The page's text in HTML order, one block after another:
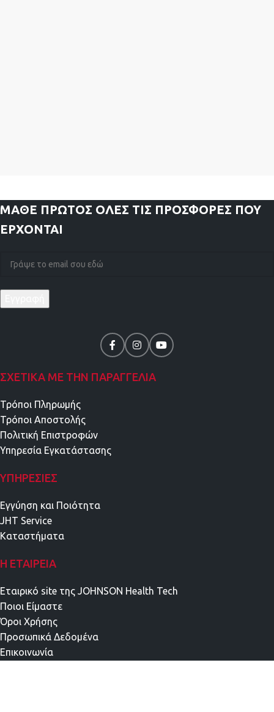
ΜΑΘΕ ΠΡΩΤΟΣ ΟΛΕΣ ΤΙΣ ΠΡΟΣΦΟΡΕΣ ΠΟΥ
ΕΡΧΟΝΤΑΙ
ΣΧΕΤΙΚΑ ΜΕ ΤΗΝ ΠΑΡΑΓΓΕΛΙΑ
Τρόποι Πληρωμής
Τρόποι Αποστολής
Πολιτική Επιστροφών
Υπηρεσία Εγκατάστασης
ΥΠΗΡΕΣΊΕΣ
Εγγύηση και Ποιότητα
JHT Service
Καταστήματα
Η ΕΤΑΙΡΕΊΑ
Εταιρικό site της JOHNSON Health Tech
Ποιοι Είμαστε
Όροι Χρήσης
Προσωπικά Δεδομένα
Επικοινωνία